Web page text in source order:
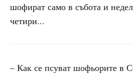
шофират само в събота и
четири...
– Как се псуват шофьорите в